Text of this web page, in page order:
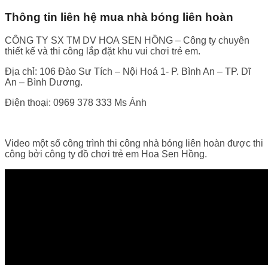
Thông tin liên hệ mua nhà bóng liên hoàn
CÔNG TY SX TM DV HOA SEN HỒNG – Công ty chuyên
thiết kế và thi công lắp đặt khu vui chơi trẻ em.
Địa chỉ: 106 Đào Sư Tích – Nội Hoá 1- P. Bình An – TP. Dĩ
An – Bình Dương.
Điện thoại: 0969 378 333 Ms Ánh
Video một số công trình thi công nhà bóng liên hoàn được thi
công bởi công ty đồ chơi trẻ em Hoa Sen Hồng.